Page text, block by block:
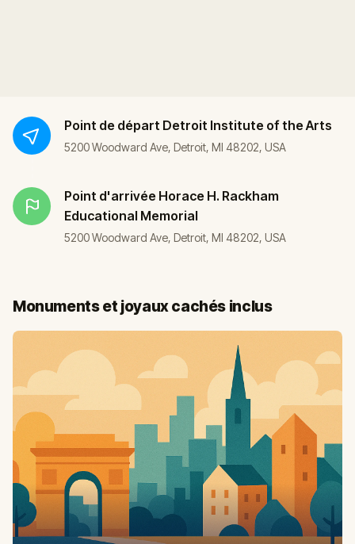
Point de départ Detroit Institute of the Arts
5200 Woodward Ave, Detroit, MI 48202, USA
Point d'arrivée Horace H. Rackham
Educational Memorial
5200 Woodward Ave, Detroit, MI 48202, USA
Monuments et joyaux cachés inclus